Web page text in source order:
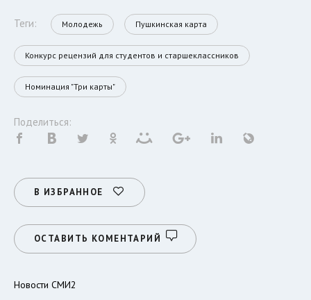
Теги: Молодежь Пушкинская карта
Конкурс рецензий для студентов и старшеклассников
Номинация "Три карты"
Поделиться:
В ИЗБРАННОЕ
ОСТАВИТЬ КОМЕНТАРИЙ
Новости СМИ2